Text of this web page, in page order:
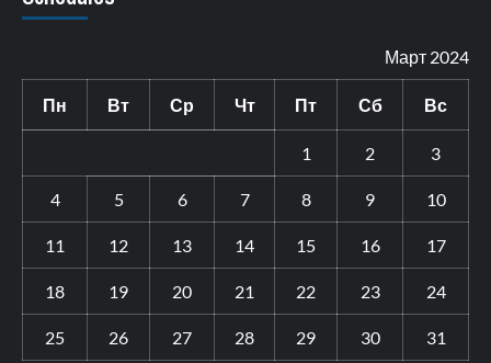
Март 2024
Пн Вт Ср Чт Пт Сб Вс
1 2 3
4 5 6 7 8 9 10
11 12 13 14 15 16 17
18 19 20 21 22 23 24
25 26 27 28 29 30 31